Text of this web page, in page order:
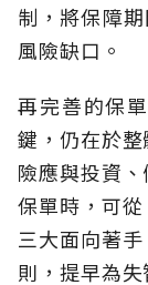
制，將保障
風險缺口。
再完善的保
鍵，仍在於整
險應與投資
保單時，可從
三大面向著
則，提早為